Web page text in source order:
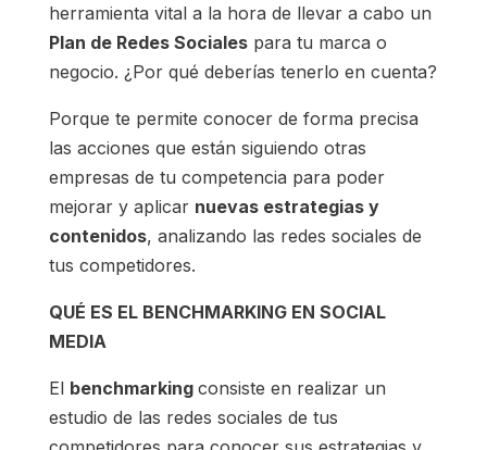
herramienta vital a la hora de llevar a cabo un
Plan de Redes Socialespara tu marca o
negocio. ¿Por qué deberías tenerlo en cuenta?
Porque te permite conocer de forma precisa
las acciones que están siguiendo otras
empresas de tu competencia para poder
mejorar y aplicar nuevas estrategias y
contenidos, analizando las redes sociales de
tus competidores.
QUÉ ES EL BENCHMARKING EN SOCIAL
MEDIA
El benchmarking consiste en realizar un
estudio de las redes sociales de tus